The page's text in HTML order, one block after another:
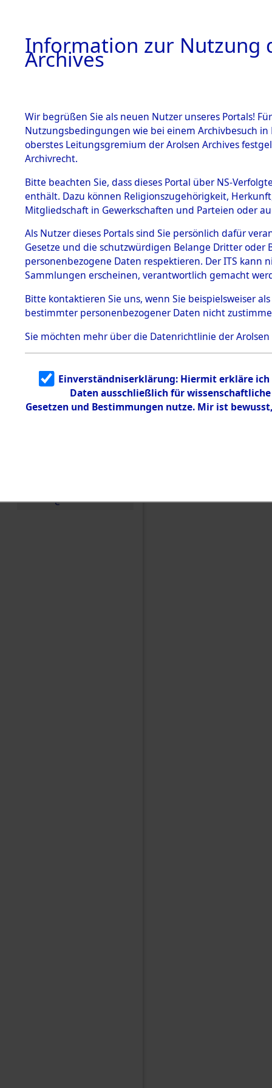
BESTÄNDE
1.
mente
5. Verschiedenes
5.3
Todesmärsche
5.3.1 Alliierte
Erhebungen
zu
Todesmärsch
en
5.3.2
Identifizierun
g
5.3.3
Todesmärsch
e
0009
Information zur Nutzung
Archives
Wir begrüßen Sie als neuen Nutzer unseres Portals!
Nutzungsbedingungen wie bei einem Archivbesuch
oberstes Leitungsgremium der Arolsen Archives
Archivrecht.
Bitte beachten Sie, dass dieses Portal über NS-
enthält. Dazu können Religionszugehörigkeit,
Mitgliedschaft in Gewerkschaften und Parteien oder
Als Nutzer dieses Portals sind Sie persönlich dafür
Gesetze und die schutzwürdigen Belange Dritter
personenbezogene Daten respektieren. Der ITS
Sammlungen erscheinen, verantwortlich gemacht
Bitte kontaktieren Sie uns, wenn Sie beispielsweiser
bestimmter personenbezogener Daten nicht
Sie möchten mehr über die Datenrichtlinie der Arolsen
Einverständniserklärung: Hiermit erkläre
Daten ausschließlich für
Gesetzen und Bestimmungen nutze. Mir ist